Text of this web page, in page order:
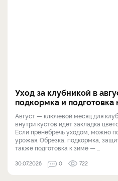
Уход за клубникой в
подкормка и подготовка
Август — ключевой месяц для
внутри кустов идёт закладка
Если пренебречь уходом, можно
урожая. Обрезка, подкормка,
также подготовка к зиме — ...
30.07.2026 0 722